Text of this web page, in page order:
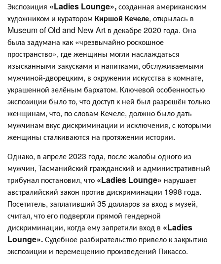
Экспозиция «Ladies Lounge»,созданная американским
художником и куратором Киршой Кечеле, открылась в
Museum of Old and New Art в декабре 2020 года. Она
была задумана как «чрезвычайно роскошное
пространство», где женщины могли наслаждаться
изысканными закусками и напитками, обслуживаемыми
мужчиной-дворецким, в окружении искусства в комнате,
украшенной зелёным бархатом. Ключевой особенностью
экспозиции было то, что доступ к ней был разрешён только
женщинам, что, по словам Кечеле, должно было дать
мужчинам вкус дискриминации и исключения, с которыми
женщины сталкиваются на протяжении истории.
Однако, в апреле 2023 года, после жалобы одного из
мужчин, Тасманийский гражданский и административный
трибунал постановил, что «Ladies Lounge» нарушает
австралийский закон против дискриминации 1998 года.
Посетитель, заплативший 35 долларов за вход в музей,
считал, что его подвергли прямой гендерной
дискриминации, когда ему запретили вход в «Ladies
Lounge».Судебное разбирательство привело к закрытию
экспозиции и перемещению произведений Пикассо.